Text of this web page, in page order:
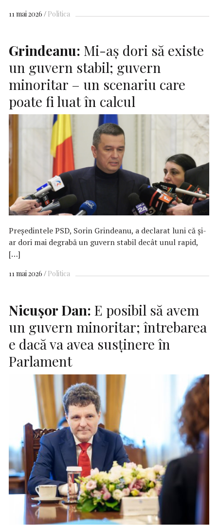
11 mai 2026 Politica
Grindeanu: Mi-aş dori să existe
un guvern stabil; guvern
minoritar – un scenariu care
poate fi luat în calcul
Preşedintele PSD, Sorin Grindeanu, a declarat luni că şi-
ar dori mai degrabă un guvern stabil decât unul rapid,
[…]
11 mai 2026 Politica
Nicușor Dan: E posibil să avem
un guvern minoritar; întrebarea
e dacă va avea susținere în
Parlament